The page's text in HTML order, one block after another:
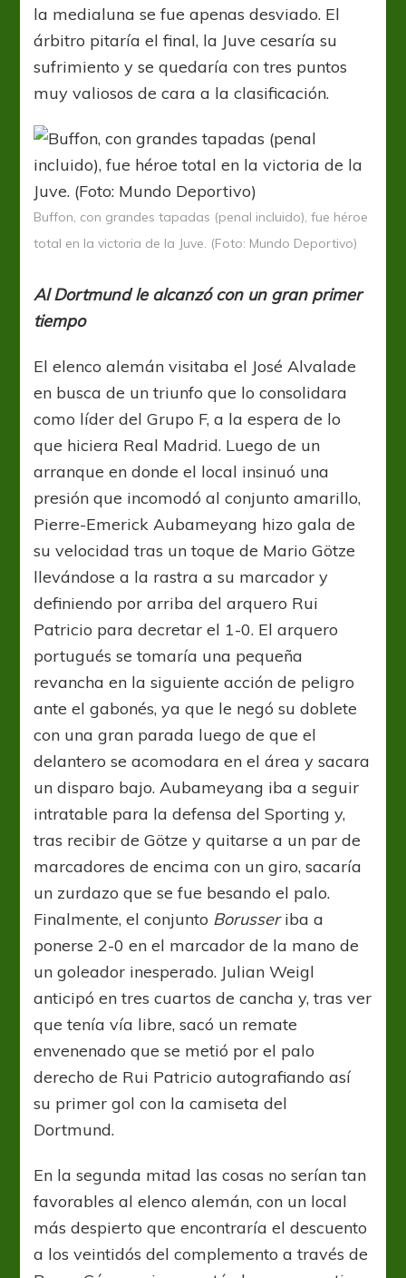
la medialuna se fue apenas desviado. El
árbitro pitaría el final, la Juve cesaría su
sufrimiento y se quedaría con tres puntos
muy valiosos de cara a la clasificación.
Buffon, con grandes tapadas (penal incluido), fue héroe
total en la victoria de la Juve. (Foto: Mundo Deportivo)
Al Dortmund le alcanzó con un gran primer
tiempo
El elenco alemán visitaba el José Alvalade
en busca de un triunfo que lo consolidara
como líder del Grupo F, a la espera de lo
que hiciera Real Madrid. Luego de un
arranque en donde el local insinuó una
presión que incomodó al conjunto amarillo,
Pierre-Emerick Aubameyang hizo gala de
su velocidad tras un toque de Mario Götze
llevándose a la rastra a su marcador y
definiendo por arriba del arquero Rui
Patricio para decretar el 1-0. El arquero
portugués se tomaría una pequeña
revancha en la siguiente acción de peligro
ante el gabonés, ya que le negó su doblete
con una gran parada luego de que el
delantero se acomodara en el área y sacara
un disparo bajo. Aubameyang iba a seguir
intratable para la defensa del Sporting y,
tras recibir de Götze y quitarse a un par de
marcadores de encima con un giro, sacaría
un zurdazo que se fue besando el palo.
Finalmente, el conjunto Borusseriba a
ponerse 2-0 en el marcador de la mano de
un goleador inesperado. Julian Weigl
anticipó en tres cuartos de cancha y, tras ver
que tenía vía libre, sacó un remate
envenenado que se metió por el palo
derecho de Rui Patricio autografiando así
su primer gol con la camiseta del
Dortmund.
En la segunda mitad las cosas no serían tan
favorables al elenco alemán, con un local
más despierto que encontraría el descuento
a los veintidós del complemento a través de